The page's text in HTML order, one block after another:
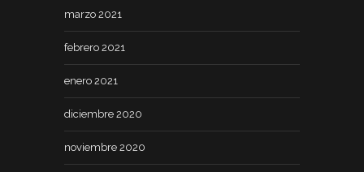
marzo 2021
febrero 2021
enero 2021
diciembre 2020
noviembre 2020